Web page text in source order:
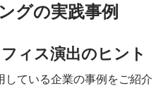
グの実践事例
ィス演出のヒント
ている企業の事例をご紹介